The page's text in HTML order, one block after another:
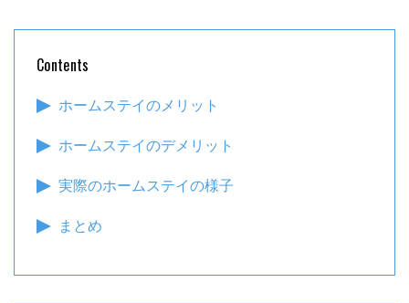
Contents
ホームステイのメリット
ホームステイのデメリット
実際のホームステイの様子
まとめ